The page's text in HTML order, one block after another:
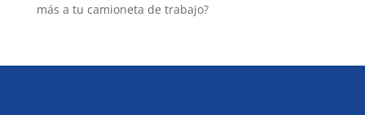
más a tu camioneta de trabajo?